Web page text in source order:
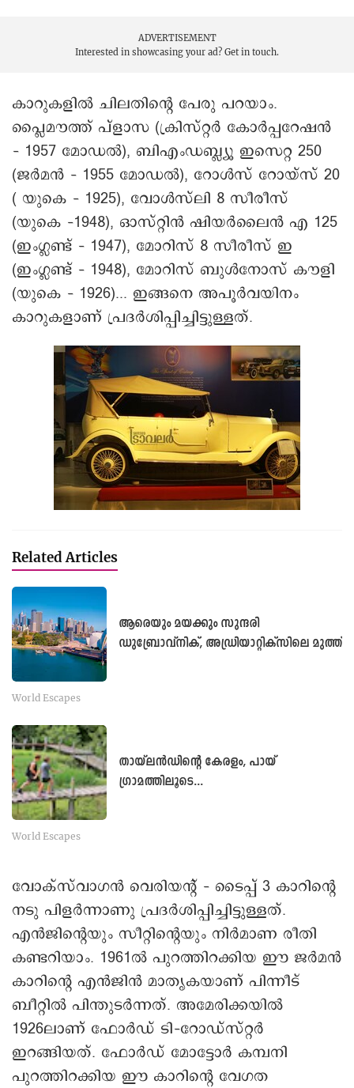
ADVERTISEMENT
Interested in showcasing your ad? Get in touch.
കാറുകളിൽ ചിലതിന്റെ പേരു പറയാം.
പ്ലൈമൗത്ത് പ്ളാസ (ക്രിസ്റ്റർ കോർപ്പറേഷൻ
– 1957 മോഡൽ‌), ബിഎംഡബ്ല്യൂ ഇസെറ്റ 250
(ജർമൻ – 1955 മോഡൽ), റോൾസ് റോയ്സ് 20
( യുകെ – 1925), വോൾസ്‌ലി 8 സീരീസ്
(യുകെ –1948), ഓസ്റ്റിൻ ഷിയർലൈൻ എ 125
(ഇംഗ്ലണ്ട് – 1947), മോറിസ് 8 സീരീസ് ഇ
(ഇംഗ്ലണ്ട് – 1948), മോറിസ് ബുൾനോസ് കൗളി
(യുകെ – 1926)... ഇങ്ങനെ അപൂർവയിനം
കാറുകളാണ് പ്രദർശിപ്പിച്ചിട്ടുള്ളത്.
Related Articles
ആരെയും മയക്കും സുന്ദരി
ഡുബ്രോവ്‌നിക്, അഡ്രിയാറ്റിക്‌സിലെ മുത്ത്
World Escapes
തായ്‌ലൻഡിന്റെ കേരളം, പായ്
ഗ്രാമത്തിലൂടെ...
World Escapes
വോക്സ്‌വാഗൻ വെരിയന്റ് – ടൈപ്പ് 3 കാറിന്റെ
നടു പിളർന്നാണു പ്രദർശിപ്പിച്ചിട്ടുള്ളത്.
എൻജിന്റെയും സീറ്റിന്റെയും നിർമാണ രീതി
കണ്ടറിയാം. 1961ൽ പുറത്തിറക്കിയ ഈ ജർമൻ
കാറിന്റെ എൻജിൻ മാതൃകയാണ് പിന്നീട്
ബീറ്റിൽ പിന്തുടർന്നത്. അമേരിക്കയിൽ
1926ലാണ് ഫോർഡ് ടി–റോഡ്സ്റ്റർ
ഇറങ്ങിയത്. ഫോർഡ് മോട്ടോർ കമ്പനി
പുറത്തിറക്കിയ ഈ കാറിന്റെ വേഗത